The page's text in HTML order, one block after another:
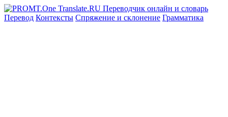
Перевод Контексты Спряжение и склонение Грамматика